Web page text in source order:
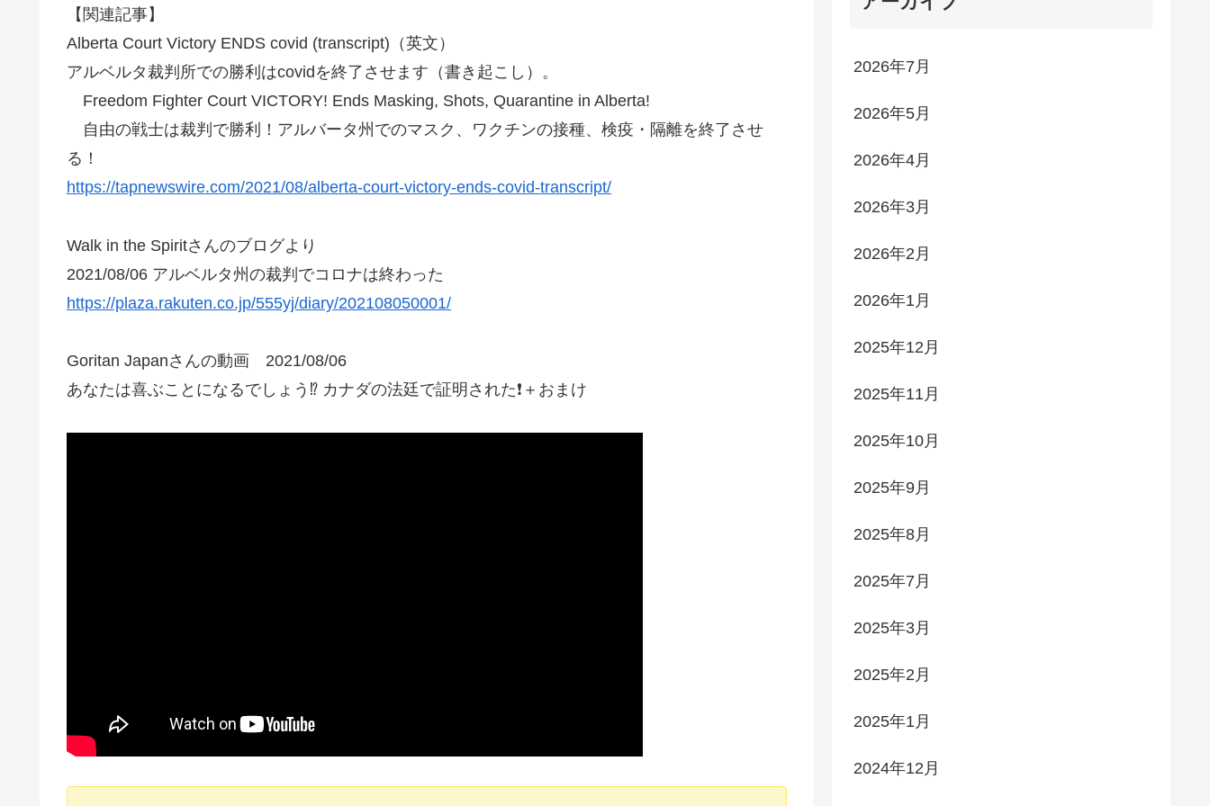
【関連記事】
Alberta Court Victory ENDS covid (transcript)（英文）
アルベルタ裁判所での勝利はcovidを終了させます（書き起こし）。
Freedom Fighter Court VICTORY! Ends Masking, Shots, Quarantine in Alberta!
自由の戦士は裁判で勝利！アルバータ州でのマスク、ワクチンの接種、検疫・隔離を終了させ
る！
https://tapnewswire.com/2021/08/alberta-court-victory-ends-covid-transcript/
Walk in the Spiritさんのブログより
2021/08/06 アルベルタ州の裁判でコロナは終わった
https://plaza.rakuten.co.jp/555yj/diary/202108050001/
Goritan Japanさんの動画 2021/08/06
あなたは喜ぶことになるでしょう⁉️ カナダの法廷で証明された❗️＋おまけ
2026年7月
2026年5月
2026年4月
2026年3月
2026年2月
2026年1月
2025年12月
2025年11月
2025年10月
2025年9月
2025年8月
2025年7月
2025年3月
2025年2月
2025年1月
2024年12月